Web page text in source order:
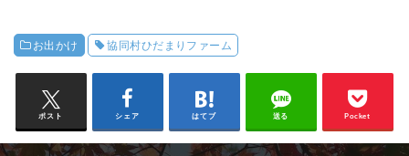
お出かけ 協同村ひだまりファーム
ポスト シェア はてブ 送る Pocket